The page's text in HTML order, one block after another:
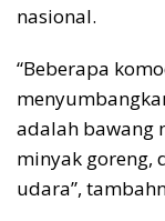
nasional.
“Beberapa
adalah bawang
minyak goreng,
udara”,